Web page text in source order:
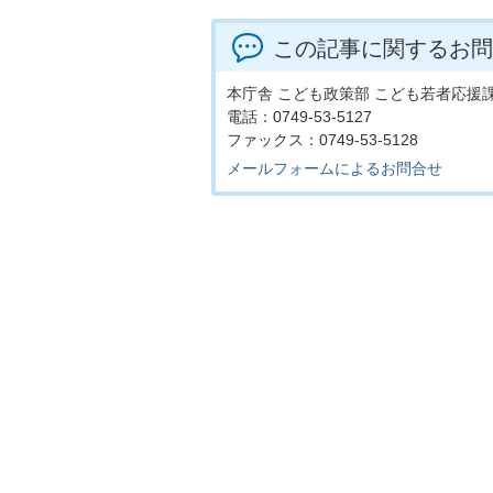
この記事に関するお
本庁舎 こども政策部 こども若者応援
電話：0749-53-5127
ファックス：0749-53-5128
メールフォームによるお問合せ